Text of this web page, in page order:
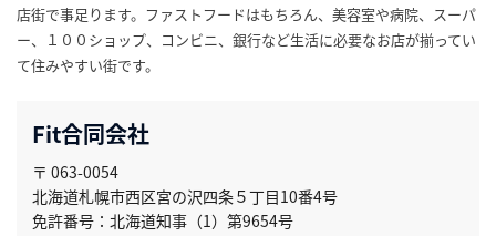
店街で事足ります。ファストフードはもちろん、美容室や病院、スーパ
ー、１００ショップ、コンビニ、銀行など生活に必要なお店が揃ってい
て住みやすい街です。
Fit合同会社
〒 063-0054
北海道札幌市西区宮の沢四条５丁目10番4号
免許番号：北海道知事（1）第9654号